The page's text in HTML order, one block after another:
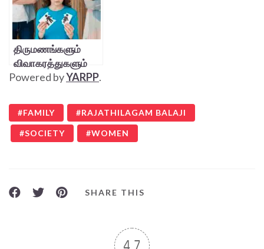
திருமணங்களும்
விவாகரத்துகளும்
Powered byYARPP.
FAMILY RAJATHILAGAM BALAJI
SOCIETY WOMEN
SHARE THIS